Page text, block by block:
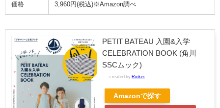
価格 3,960円(税込)※Amazon調べ
PETIT BATEAU 入園&入学
CELEBRATION BOOK (角川
SSCムック)
created by Rinker
Amazonで探す